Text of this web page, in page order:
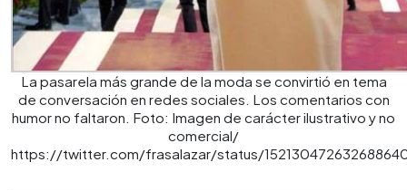
La pasarela más grande de la moda se convirtió en tema
de conversación en redes sociales. Los comentarios con
humor no faltaron. Foto: Imagen de carácter ilustrativo y no
comercial/
https://twitter.com/frasalazar/status/